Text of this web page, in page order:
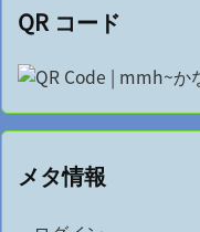
QR コード
メタ情報